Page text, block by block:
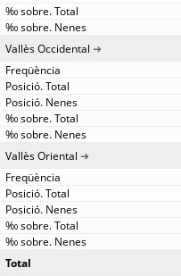
Vallès Occidental
Vallès Oriental
Total